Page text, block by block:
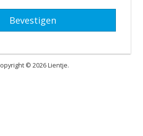
Bevestigen
© 2026 Lientje.